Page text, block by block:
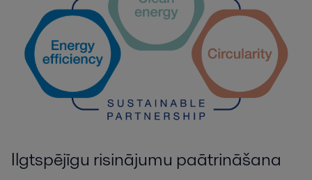
Ilgtspējīgu risinājumu paātrināšana